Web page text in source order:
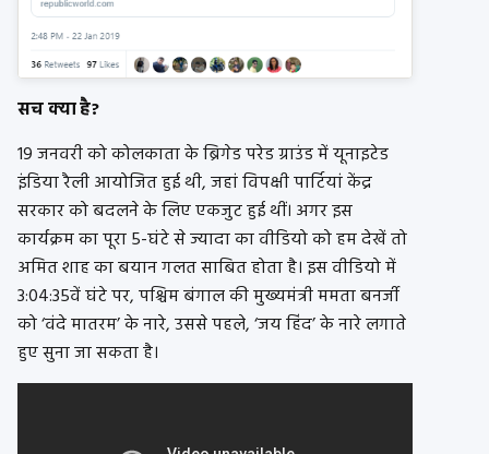
सच क्या है?
19 जनवरी को कोलकाता के ब्रिगेड परेड ग्राउंड में यूनाइटेड
इंडिया रैली आयोजित हुई थी, जहां विपक्षी पार्टियां केंद्र
सरकार को बदलने के लिए एकजुट हुई थीं। अगर इस
कार्यक्रम का पूरा 5-घंटे से ज्यादा का वीडियो को हम देखें तो
अमित शाह का बयान गलत साबित होता है। इस वीडियो में
3:04:35वें घंटे पर, पश्चिम बंगाल की मुख्यमंत्री ममता बनर्जी
को ‘वंदे मातरम’ के नारे, उससे पहले, ‘जय हिंद’ के नारे लगाते
हुए सुना जा सकता है।